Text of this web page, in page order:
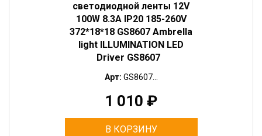
светодиодной ленты 12V
100W 8.3A IP20 185-260V
372*18*18 GS8607 Ambrella
light ILLUMINATION LED
Driver GS8607
Арт: GS8607...
1 010 ₽
В КОРЗИНУ